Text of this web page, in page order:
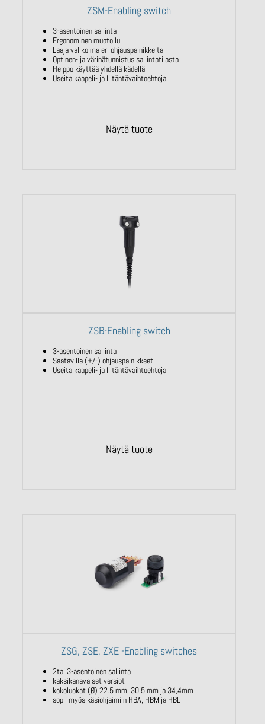
ZSM-Enabling switch
3-asentoinen sallinta
Ergonominen muotoilu
Laaja valikoima eri ohjauspainikkeita
Optinen- ja värinätunnistus sallintatilasta
Helppo käyttää yhdellä kädellä
Useita kaapeli- ja liitäntävaihtoehtoja
Näytä tuote
ZSB-Enabling switch
3-asentoinen sallinta
Saatavilla (+/-) ohjauspainikkeet
Useita kaapeli- ja liitäntävaihtoehtoja
Näytä tuote
ZSG, ZSE, ZXE -Enabling switches
2tai 3-asentoinen sallinta
kaksikanavaiset versiot
kokoluokat (Ø) 22.5 mm, 30,5 mm ja 34,4mm
sopii myös käsiohjaimiin HBA, HBM ja HBL